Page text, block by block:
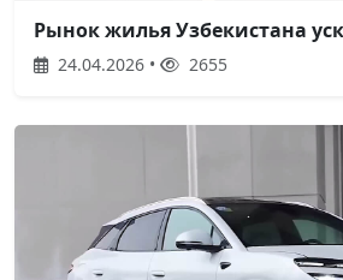
Рынок жилья Узбекистана
24.04.2026 • 2655